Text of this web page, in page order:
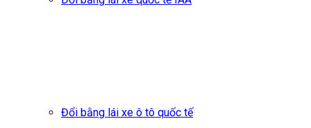
Đổi bằng lái xe ô tô quốc tế